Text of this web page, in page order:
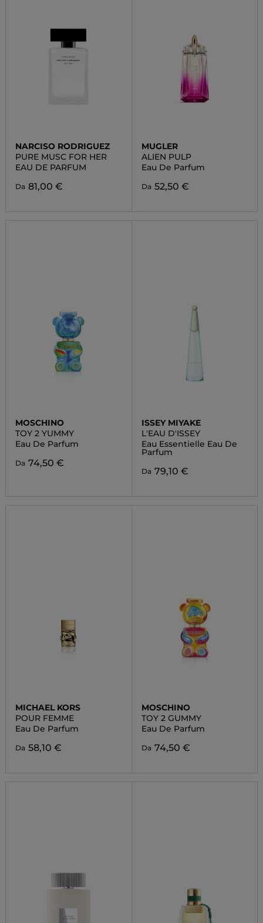
NARCISO RODRIGUEZ
PURE MUSC FOR HER
EAU DE PARFUM
Da 81,00 €
MUGLER
ALIEN PULP
Eau De Parfum
Da 52,50 €
MOSCHINO
TOY 2 YUMMY
Eau De Parfum
Da 74,50 €
ISSEY MIYAKE
L'EAU D'ISSEY
Eau Essentielle Eau De
Parfum
Da 79,10 €
MICHAEL KORS
POUR FEMME
Eau De Parfum
Da 58,10 €
MOSCHINO
TOY 2 GUMMY
Eau De Parfum
Da 74,50 €